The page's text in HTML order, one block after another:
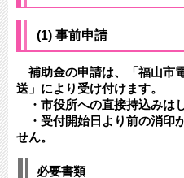
(1) 事前申請
補助金の申請は、「福山市
送」により受け付けます。
・市役所への直接持込みは
・受付開始日より前の消印
せん。
必要書類